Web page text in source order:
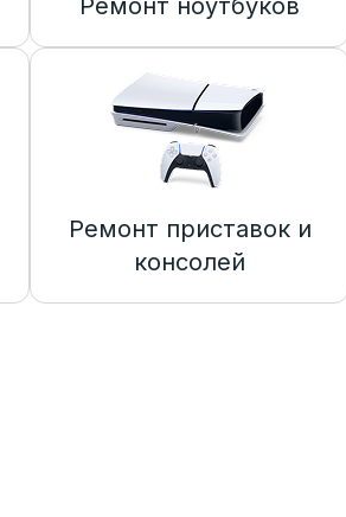
Ремонт ноутбуков
Ремонт приставок и
консолей